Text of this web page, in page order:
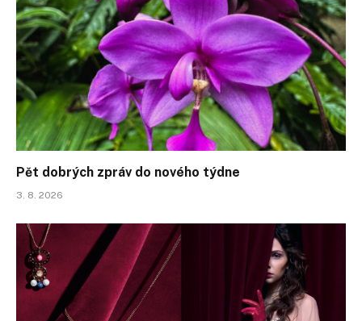
Pět dobrých zpráv do nového týdne
3. 8. 2026